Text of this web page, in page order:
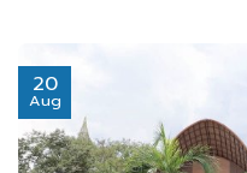
20
Aug